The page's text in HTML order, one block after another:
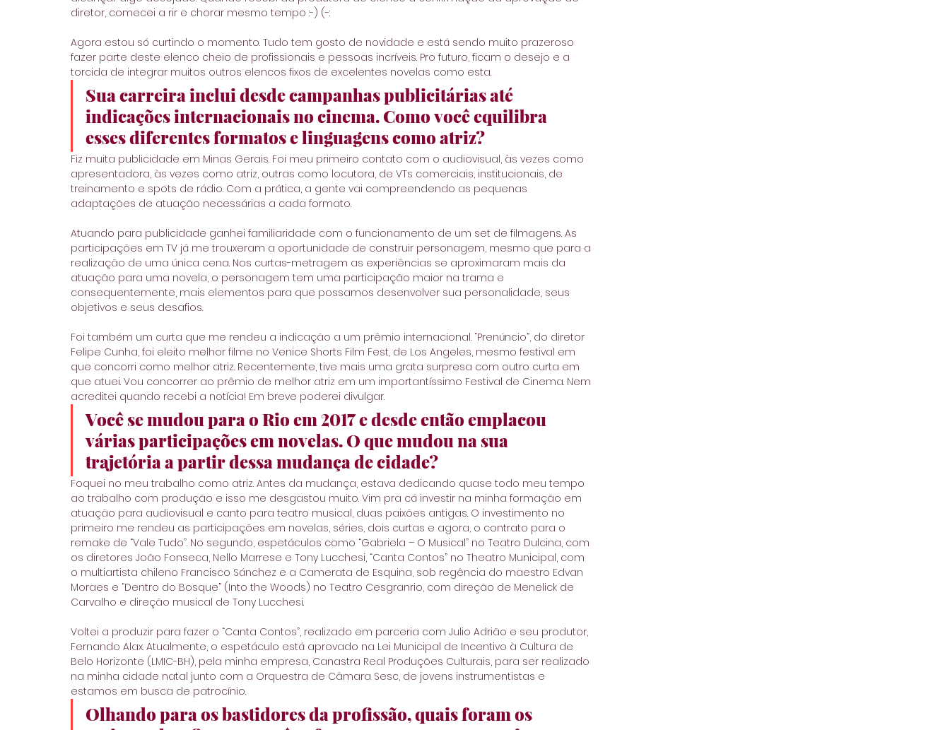
diretor, comecei a rir e chorar mesmo tempo :-) (-:
Agora estou só curtindo o momento. Tudo tem gosto de novidade e está sendo muito prazeroso
fazer parte deste elenco cheio de profissionais e pessoas incríveis. Pro futuro, ficam o desejo e a
torcida de integrar muitos outros elencos fixos de excelentes novelas como esta.
Sua carreira inclui desde campanhas publicitárias até
indicações internacionais no cinema. Como você equilibra
esses diferentes formatos e linguagens como atriz?
Fiz muita publicidade em Minas Gerais. Foi meu primeiro contato com o audiovisual, às vezes como
apresentadora, às vezes como atriz, outras como locutora, de VTs comerciais, institucionais, de
treinamento e spots de rádio. Com a prática, a gente vai compreendendo as pequenas
adaptações de atuação necessárias a cada formato.
Atuando para publicidade ganhei familiaridade com o funcionamento de um set de filmagens. As
participações em TV já me trouxeram a oportunidade de construir personagem, mesmo que para a
realização de uma única cena. Nos curtas-metragem as experiências se aproximaram mais da
atuação para uma novela, o personagem tem uma participação maior na trama e
consequentemente, mais elementos para que possamos desenvolver sua personalidade, seus
objetivos e seus desafios.
Foi também um curta que me rendeu a indicação a um prêmio internacional. “Prenúncio”, do diretor
Felipe Cunha, foi eleito melhor filme no Venice Shorts Film Fest, de Los Angeles, mesmo festival em
que concorri como melhor atriz. Recentemente, tive mais uma grata surpresa com outro curta em
que atuei. Vou concorrer ao prêmio de melhor atriz em um importantíssimo Festival de Cinema. Nem
acreditei quando recebi a notícia! Em breve poderei divulgar.
Você se mudou para o Rio em 2017 e desde então emplacou
várias participações em novelas. O que mudou na sua
trajetória a partir dessa mudança de cidade?
Foquei no meu trabalho como atriz. Antes da mudança, estava dedicando quase todo meu tempo
ao trabalho com produção e isso me desgastou muito. Vim pra cá investir na minha formação em
atuação para audiovisual e canto para teatro musical, duas paixões antigas. O investimento no
primeiro me rendeu as participações em novelas, séries, dois curtas e agora, o contrato para o
remake de “Vale Tudo”. No segundo, espetáculos como “Gabriela – O Musical” no Teatro Dulcina, com
os diretores João Fonseca, Nello Marrese e Tony Lucchesi, “Canta Contos” no Theatro Municipal, com
o multiartista chileno Francisco Sánchez e a Camerata de Esquina, sob regência do maestro Edvan
Moraes e “Dentro do Bosque” (Into the Woods) no Teatro Cesgranrio, com direção de Menelick de
Carvalho e direção musical de Tony Lucchesi.
Voltei a produzir para fazer o “Canta Contos”, realizado em parceria com Julio Adrião e seu produtor,
Fernando Alax. Atualmente, o espetáculo está aprovado na Lei Municipal de Incentivo à Cultura de
Belo Horizonte (LMIC-BH), pela minha empresa, Canastra Real Produções Culturais, para ser realizado
na minha cidade natal junto com a Orquestra de Câmara Sesc, de jovens instrumentistas e
estamos em busca de patrocínio.
Olhando para os bastidores da profissão, quais foram os